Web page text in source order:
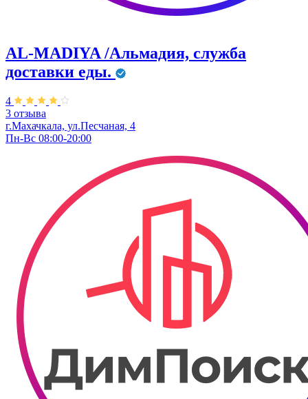
AL-MADIYA /Альмадия, служба
доставки еды.
4
3 отзыва
г.Махачкала, ул.Песчаная, 4
Пн-Вс 08:00-20:00